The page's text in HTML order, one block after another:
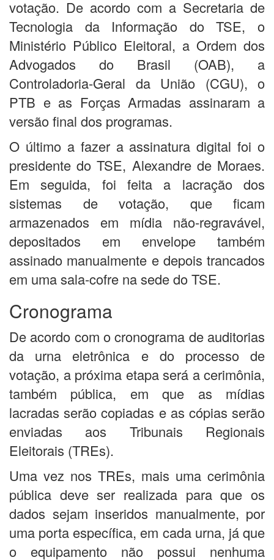
votação. De acordo com a Secretaria de
Tecnologia da Informação do TSE, o
Ministério Público Eleitoral, a Ordem dos
Advogados do Brasil (OAB), a
Controladoria-Geral da União (CGU), o
PTB e as Forças Armadas assinaram a
versão final dos programas.
O último a fazer a assinatura digital foi o
presidente do TSE, Alexandre de Moraes.
Em seguida, foi feita a lacração dos
sistemas de votação, que ficam
armazenados em mídia não-regravável,
depositados em envelope também
assinado manualmente e depois trancados
em uma sala-cofre na sede do TSE.
Cronograma
De acordo com o cronograma de auditorias
da urna eletrônica e do processo de
votação, a próxima etapa será a cerimônia,
também pública, em que as mídias
lacradas serão copiadas e as cópias serão
enviadas aos Tribunais Regionais
Eleitorais (TREs).
Uma vez nos TREs, mais uma cerimônia
pública deve ser realizada para que os
dados sejam inseridos manualmente, por
uma porta específica, em cada urna, já que
o equipamento não possui nenhuma